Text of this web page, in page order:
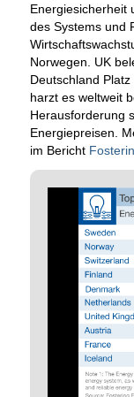
Energiesicherheit
des Systems und
Norwegen. UK
Deutschland
harzt es weltweit
Herausforderung
Energiepreisen.
im Bericht